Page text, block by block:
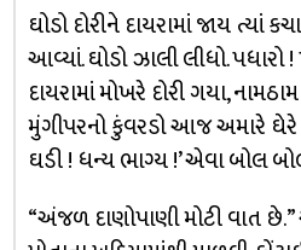
ઘોડો દોરીને દાયરામાં જાય ત્યાં
આવ્યાં. ઘોડો ઝાલી લીધો. પધારો
દાયરામાં મોખરે દોરી ગયા,
મુંગીપરનો કુંવરડો આજ અમારે
ઘડી ! ધન્ય ભાગ્ય !’ એવા બોલ
“અંજળ દાણોપાણી મોટી વાત